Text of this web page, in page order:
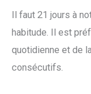
Il faut 21 jours à
habitude. Il est
quotidienne et de
consécutifs.